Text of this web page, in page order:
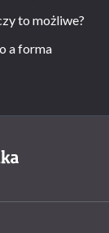
to możliwe?
a forma